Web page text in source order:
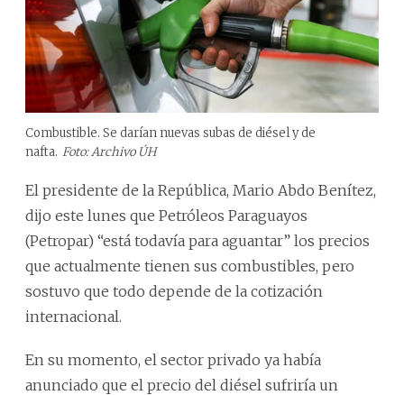
Combustible. Se darían nuevas subas de diésel y de
nafta. Foto: Archivo ÚH
El presidente de la República, Mario Abdo Benítez,
dijo este lunes que Petróleos Paraguayos
(Petropar) “está todavía para aguantar” los precios
que actualmente tienen sus combustibles, pero
sostuvo que todo depende de la cotización
internacional.
En su momento, el sector privado ya había
anunciado que el precio del diésel sufriría un